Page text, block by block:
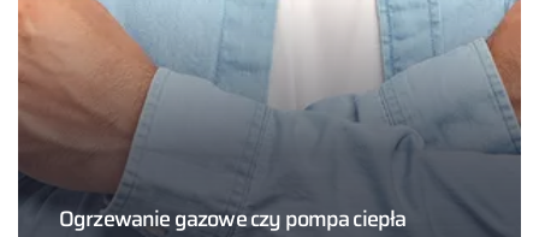
Ogrzewanie gazowe czy pompa ciepła